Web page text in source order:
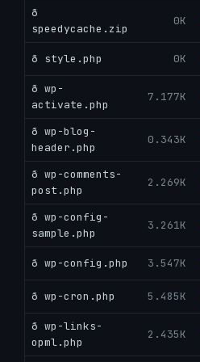
ð
speedycache.zip
0K
ð style.php 0K
ð wp-
activate.php
7.177K
ð wp-blog-
header.php
0.343K
ð wp-comments-
post.php
2.269K
ð wp-config-
sample.php
3.261K
ð wp-config.php 3.547K
ð wp-cron.php 5.485K
ð wp-links-
opml.php
2.435K